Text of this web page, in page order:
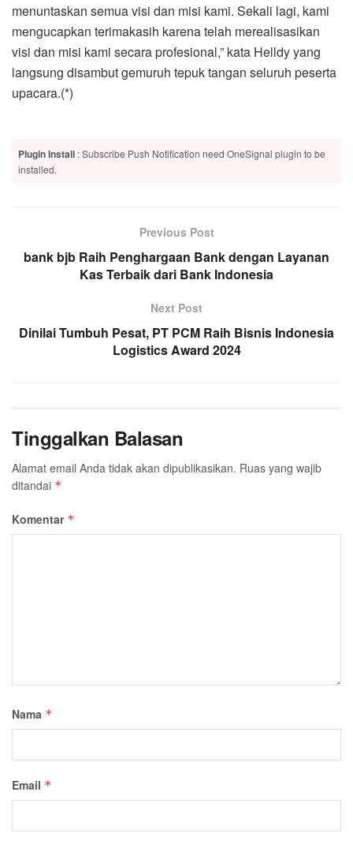
menuntaskan semua visi dan misi kami. Sekali lagi, kami
mengucapkan terimakasih karena telah merealisasikan
visi dan misi kami secara profesional,” kata Helldy yang
langsung disambut gemuruh tepuk tangan seluruh peserta
upacara.(*)
Plugin Install : Subscribe Push Notification need OneSignal plugin to be
installed.
Previous Post
bank bjb Raih Penghargaan Bank dengan Layanan
Kas Terbaik dari Bank Indonesia
Next Post
Dinilai Tumbuh Pesat, PT PCM Raih Bisnis Indonesia
Logistics Award 2024
Tinggalkan Balasan
Alamat email Anda tidak akan dipublikasikan. Ruas yang wajib
ditandai *
Komentar *
Nama *
Email *